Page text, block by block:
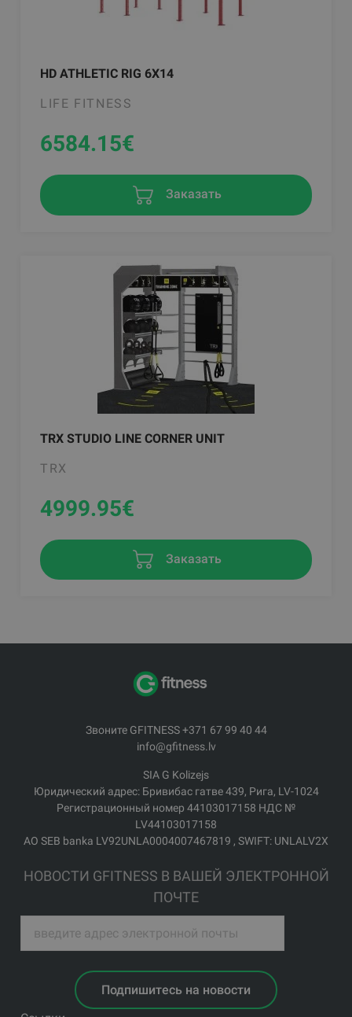
HD ATHLETIC RIG 6X14
LIFE FITNESS
6584.15€
Заказать
TRX STUDIO LINE CORNER UNIT
TRX
4999.95€
Заказать
Звоните GFITNESS +371 67 99 40 44
info@gfitness.lv
SIA G Kolizejs
Юридический адрес: Бривибас гатве 439, Рига, LV-1024
Регистрационный номер 44103017158 НДС №
LV44103017158
АО SEB banka LV92UNLA0004007467819 , SWIFT: UNLALV2X
НОВОСТИ GFITNESS В ВАШЕЙ ЭЛЕКТРОННОЙ
ПОЧТЕ
Подпишитесь на новости